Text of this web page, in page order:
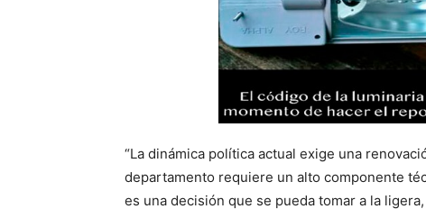
“La dinámica política actual exige una
departamento requiere un alto componente
es una decisión que se pueda tomar a la